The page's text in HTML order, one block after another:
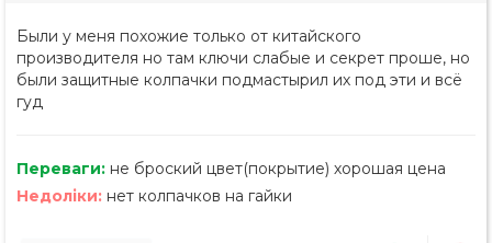
Были у меня похожие только от китайского
производителя но там ключи слабые и секрет проше, но
были защитные колпачки подмастырил их под эти и всё
гуд
Переваги: не броский цвет(покрытие) хорошая цена
Недоліки: нет колпачков на гайки